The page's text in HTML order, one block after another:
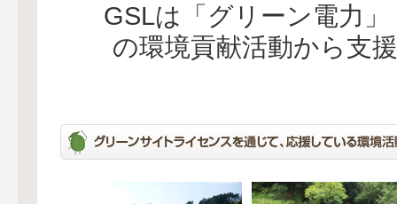
GSLは「グリーン電力
の環境貢献活動から支